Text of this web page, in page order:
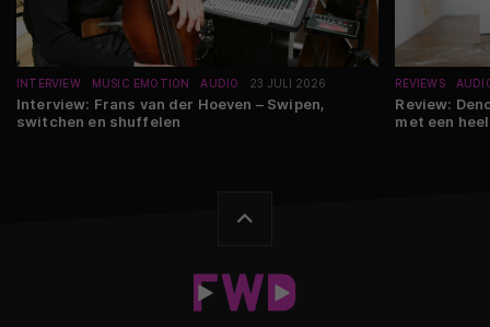
INTERVIEW MUSIC EMOTION AUDIO 23 JULI 2026
Interview: Frans van der Hoeven – Swipen,
switchen en shuffelen
REVIEWS
Review:
met een